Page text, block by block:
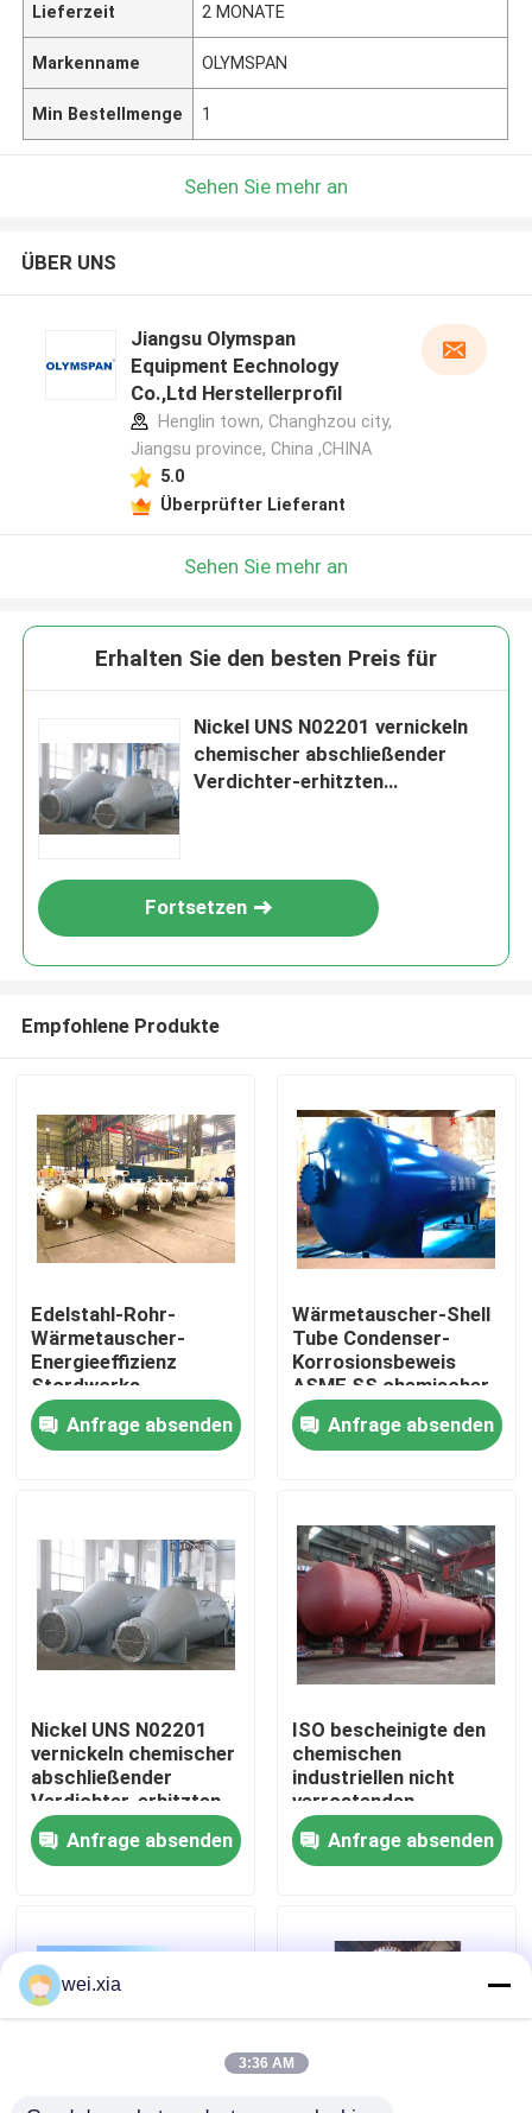
Zu Hause
Videos
Über uns
Werksbesichtigung
Qualitätskontrolle
Neuigkeiten
Rechtssachen
Lieferzeit 2 MONATE
Markenname OLYMSPAN
Min Bestellmenge 1
Sehen Sie mehr an
ÜBER UNS
Jiangsu Olymspan
Equipment Eechnology
Co.,Ltd Herstellerprofil
Henglin town, Changhzou city,
Jiangsu province, China ,CHINA
5.0
Überprüfter Lieferant
Sehen Sie mehr an
Erhalten Sie den besten Preis für
Nickel UNS N02201 vernickeln
chemischer abschließender
Verdichter-erhitzten
Fortsetzen
Empfohlene Produkte
Edelstahl-Rohr-
Wärmetauscher-
Energieeffizienz
Stordworks
industrielle
Anfrage absenden
Wärmetauscher-Shell
Tube Condenser-
Korrosionsbeweis
ASME SS chemischer
Anfrage absenden
Nickel UNS N02201
vernickeln chemischer
abschließender
Verdichter-erhitzten
Verdampfer des
Wärmetauscher-201
Anfrage absenden
ISO bescheinigte den
chemischen
industriellen nicht
verrostenden
Rippenrohr-
Wärmetauscher
Anfrage absenden
wei.xia
3:36 AM